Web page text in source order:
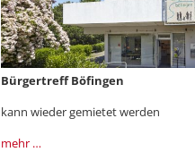
Bürgertreff Böfingen
kann wieder gemietet werden
mehr …